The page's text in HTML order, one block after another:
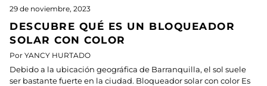
29 de noviembre, 2023
DESCUBRE QUÉ ES UN BLOQUEADOR
SOLAR CON COLOR
Por YANCY HURTADO
Debido a la ubicación geográfica de Barranquilla, el sol suele
ser bastante fuerte en la ciudad. Bloqueador solar con color Es